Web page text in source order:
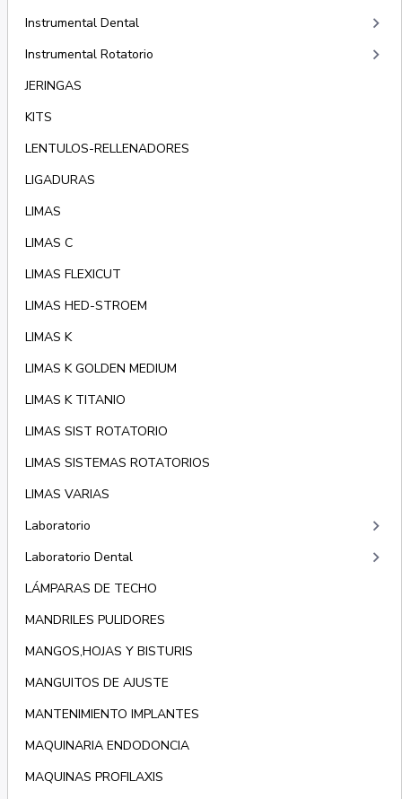
Instrumental Dental keyboard_arrow_right
Instrumental Rotatorio keyboard_arrow_right
JERINGAS
KITS
LENTULOS-RELLENADORES
LIGADURAS
LIMAS
LIMAS C
LIMAS FLEXICUT
LIMAS HED-STROEM
LIMAS K
LIMAS K GOLDEN MEDIUM
LIMAS K TITANIO
LIMAS SIST ROTATORIO
LIMAS SISTEMAS ROTATORIOS
LIMAS VARIAS
Laboratorio
keyboard_arrow_right
Laboratorio Dental keyboard_arrow_right
LÁMPARAS DE TECHO
MANDRILES PULIDORES
MANGOS,HOJAS Y BISTURIS
MANGUITOS DE AJUSTE
MANTENIMIENTO IMPLANTES
MAQUINARIA ENDODONCIA
MAQUINAS PROFILAXIS